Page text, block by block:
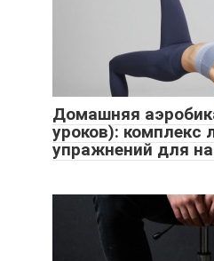
Домашняя
уроков): комплекс
упражнений для